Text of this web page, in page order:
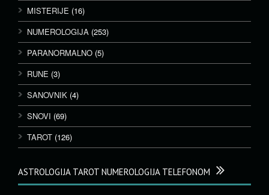
MISTERIJE (16)
NUMEROLOGIJA (253)
PARANORMALNO (5)
RUNE (3)
SANOVNIK (4)
SNOVI (69)
TAROT (126)
ASTROLOGIJA TAROT NUMEROLOGIJA TELEFONOM